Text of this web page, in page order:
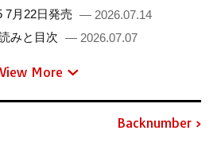
7月22日発売 — 2026.07.14
みと目次 — 2026.07.07
View More
Backnumber